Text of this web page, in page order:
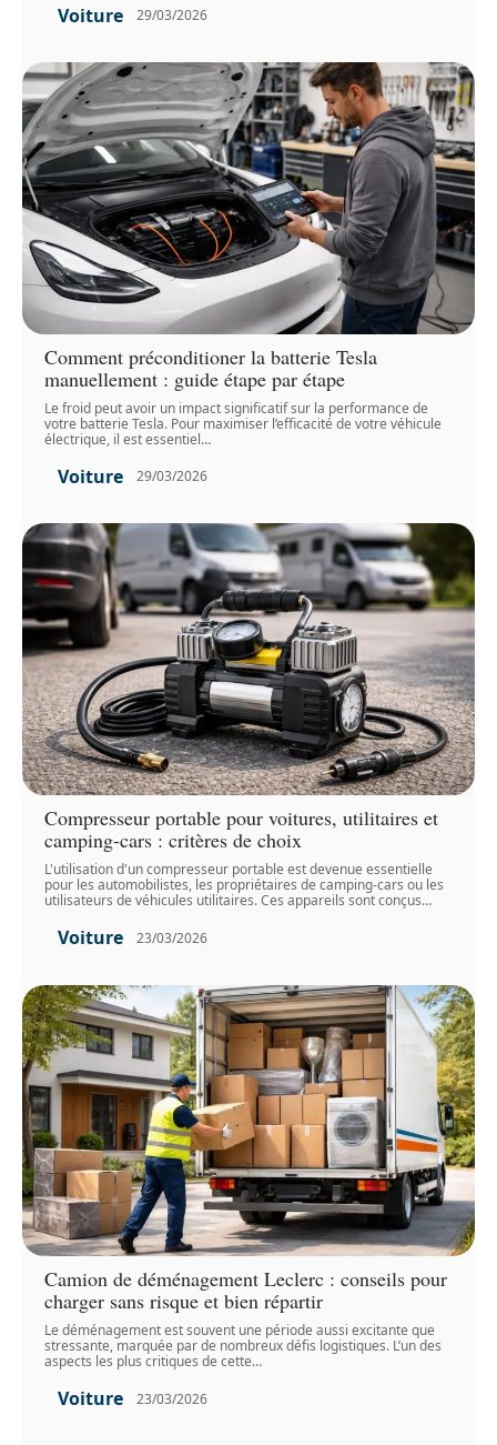
Voiture 29/03/2026
Comment préconditioner la batterie Tesla
manuellement : guide étape par étape
Le froid peut avoir un impact significatif sur la performance de
votre batterie Tesla. Pour maximiser l’efficacité de votre véhicule
électrique, il est essentiel…
Voiture 29/03/2026
Compresseur portable pour voitures, utilitaires et
camping-cars : critères de choix
L'utilisation d'un compresseur portable est devenue essentielle
pour les automobilistes, les propriétaires de camping-cars ou les
utilisateurs de véhicules utilitaires. Ces appareils sont conçus…
Voiture 23/03/2026
Camion de déménagement Leclerc : conseils pour
charger sans risque et bien répartir
Le déménagement est souvent une période aussi excitante que
stressante, marquée par de nombreux défis logistiques. L’un des
aspects les plus critiques de cette…
Voiture 23/03/2026